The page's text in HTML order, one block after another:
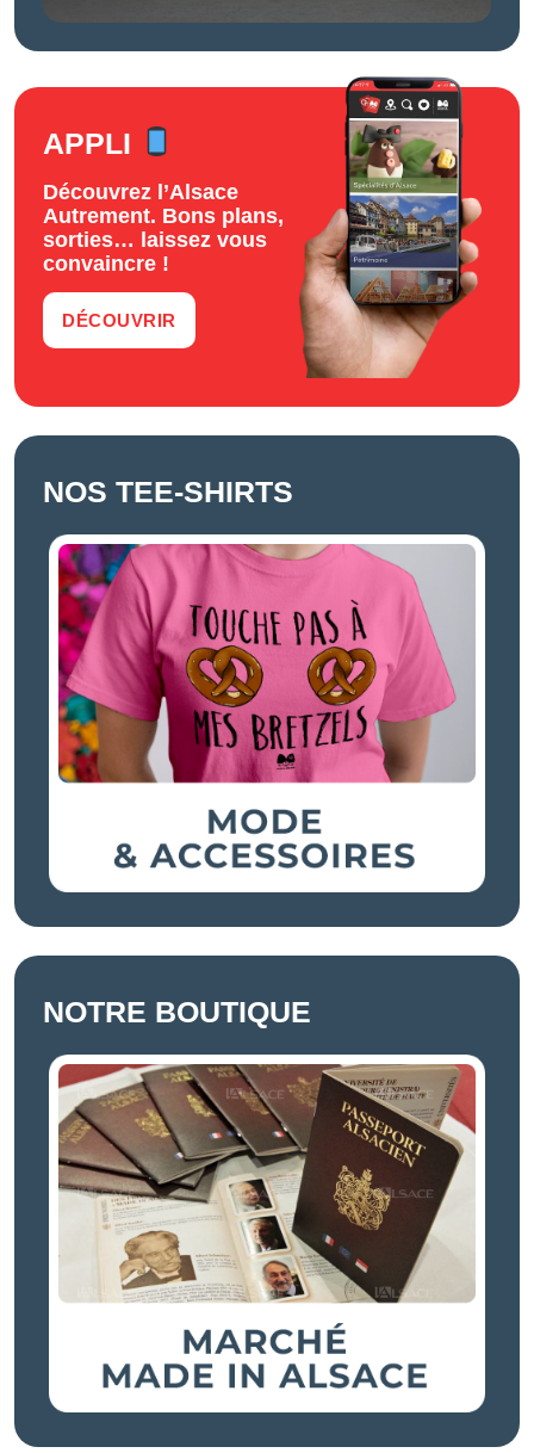
APPLI
Découvrez l’Alsace
Autrement. Bons plans,
sorties… laissez vous
convaincre !
DÉCOUVRIR
NOS TEE-SHIRTS
NOTRE BOUTIQUE